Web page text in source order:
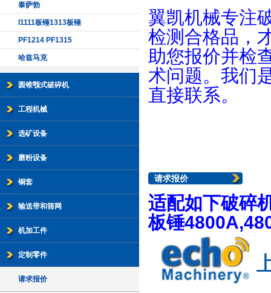
泰萨勃
I1111板锤1313板锤
PF1214 PF1315
哈兹马克
圆锥颚式破碎机
工程机械
选矿设备
磨粉设备
铜套
输送带和筛网
机加工件
定制零件
请求报价
翼凯机械专注
检测合格品，
助您报价并检
术问题。我们
直接联系。
请求报价
适配如下破碎
板锤